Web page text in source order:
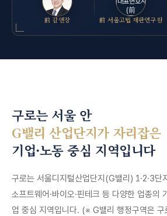
前 김앤장 前 서울고법 재판연구원
구로는 서울 안
G밸리 산업단지가 자리잡은
기업·노동 중심 지역입니다
구로는 서울디지털산업단지(G밸리) 1·2·3단
소프트웨어·바이오·핀테크 등 다양한 업종의
업 중심 지역입니다. (※ G밸리 행정구역은 구